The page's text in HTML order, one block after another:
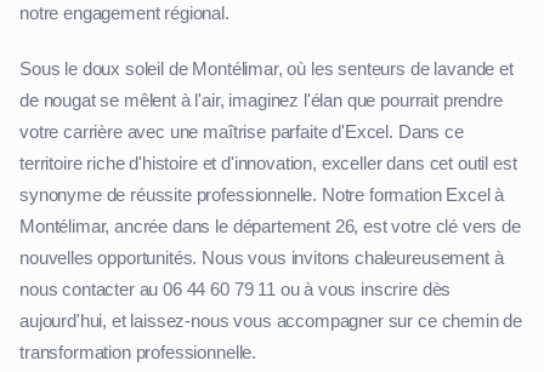
notre engagement régional.
Sous le doux soleil de Montélimar, où les senteurs de lavande et
de nougat se mêlent à l'air, imaginez l'élan que pourrait prendre
votre carrière avec une maîtrise parfaite d'Excel. Dans ce
territoire riche d'histoire et d'innovation, exceller dans cet outil est
synonyme de réussite professionnelle. Notre formation Excel à
Montélimar, ancrée dans le département 26, est votre clé vers de
nouvelles opportunités. Nous vous invitons chaleureusement à
nous contacter au 06 44 60 79 11 ou à vous inscrire dès
aujourd'hui, et laissez-nous vous accompagner sur ce chemin de
transformation professionnelle.